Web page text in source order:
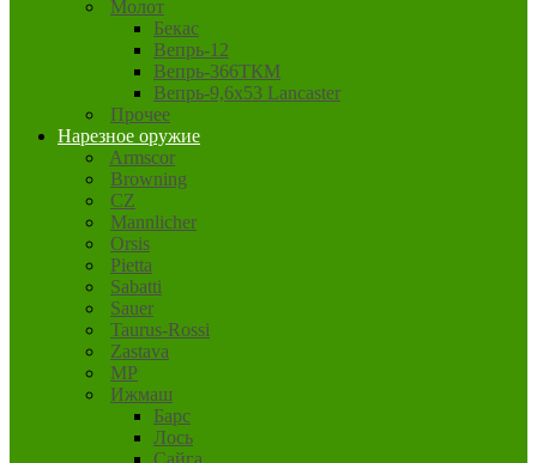
Молот
Бекас
Вепрь-12
Вепрь-366ТКМ
Вепрь-9,6х53 Lancaster
Прочее
Нарезное оружие
Armscor
Browning
CZ
Mannlicher
Orsis
Pietta
Sabatti
Sauer
Taurus-Rossi
Zastava
MP
Ижмаш
Барс
Лось
Сайга